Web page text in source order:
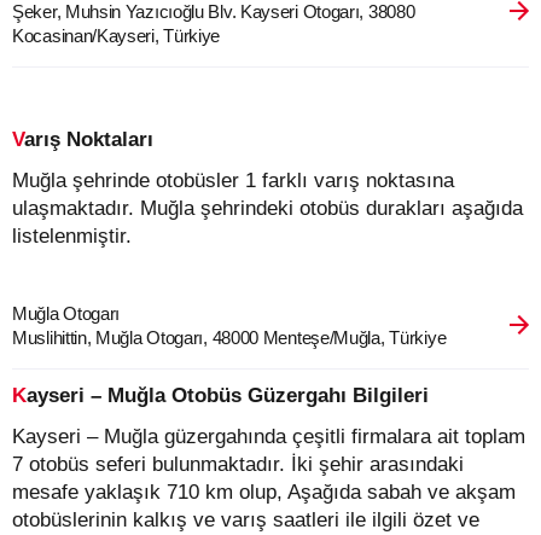
Şeker, Muhsin Yazıcıoğlu Blv. Kayseri Otogarı, 38080
Kocasinan/Kayseri, Türkiye
Varış Noktaları
Muğla şehrinde otobüsler 1 farklı varış noktasına
ulaşmaktadır. Muğla şehrindeki otobüs durakları aşağıda
listelenmiştir.
Muğla Otogarı
Muslihittin, Muğla Otogarı, 48000 Menteşe/Muğla, Türkiye
Kayseri – Muğla Otobüs Güzergahı Bilgileri
Kayseri – Muğla güzergahında çeşitli firmalara ait toplam
7 otobüs seferi bulunmaktadır. İki şehir arasındaki
mesafe yaklaşık 710 km olup, Aşağıda sabah ve akşam
otobüslerinin kalkış ve varış saatleri ile ilgili özet ve